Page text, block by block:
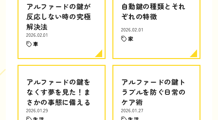
アルファードの鍵が
反応しない時の究極
解決法
2026.02.01
車
自動鍵の種類とそれ
ぞれの特徴
2026.02.01
家
アルファードの鍵を
なくす夢を見た！ま
さかの事態に備える
2026.01.29
アルファードの鍵ト
ラブルを防ぐ日常の
ケア術
2026.01.27